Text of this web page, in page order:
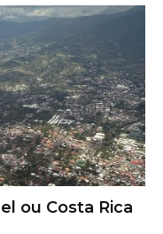
ou Costa Rica